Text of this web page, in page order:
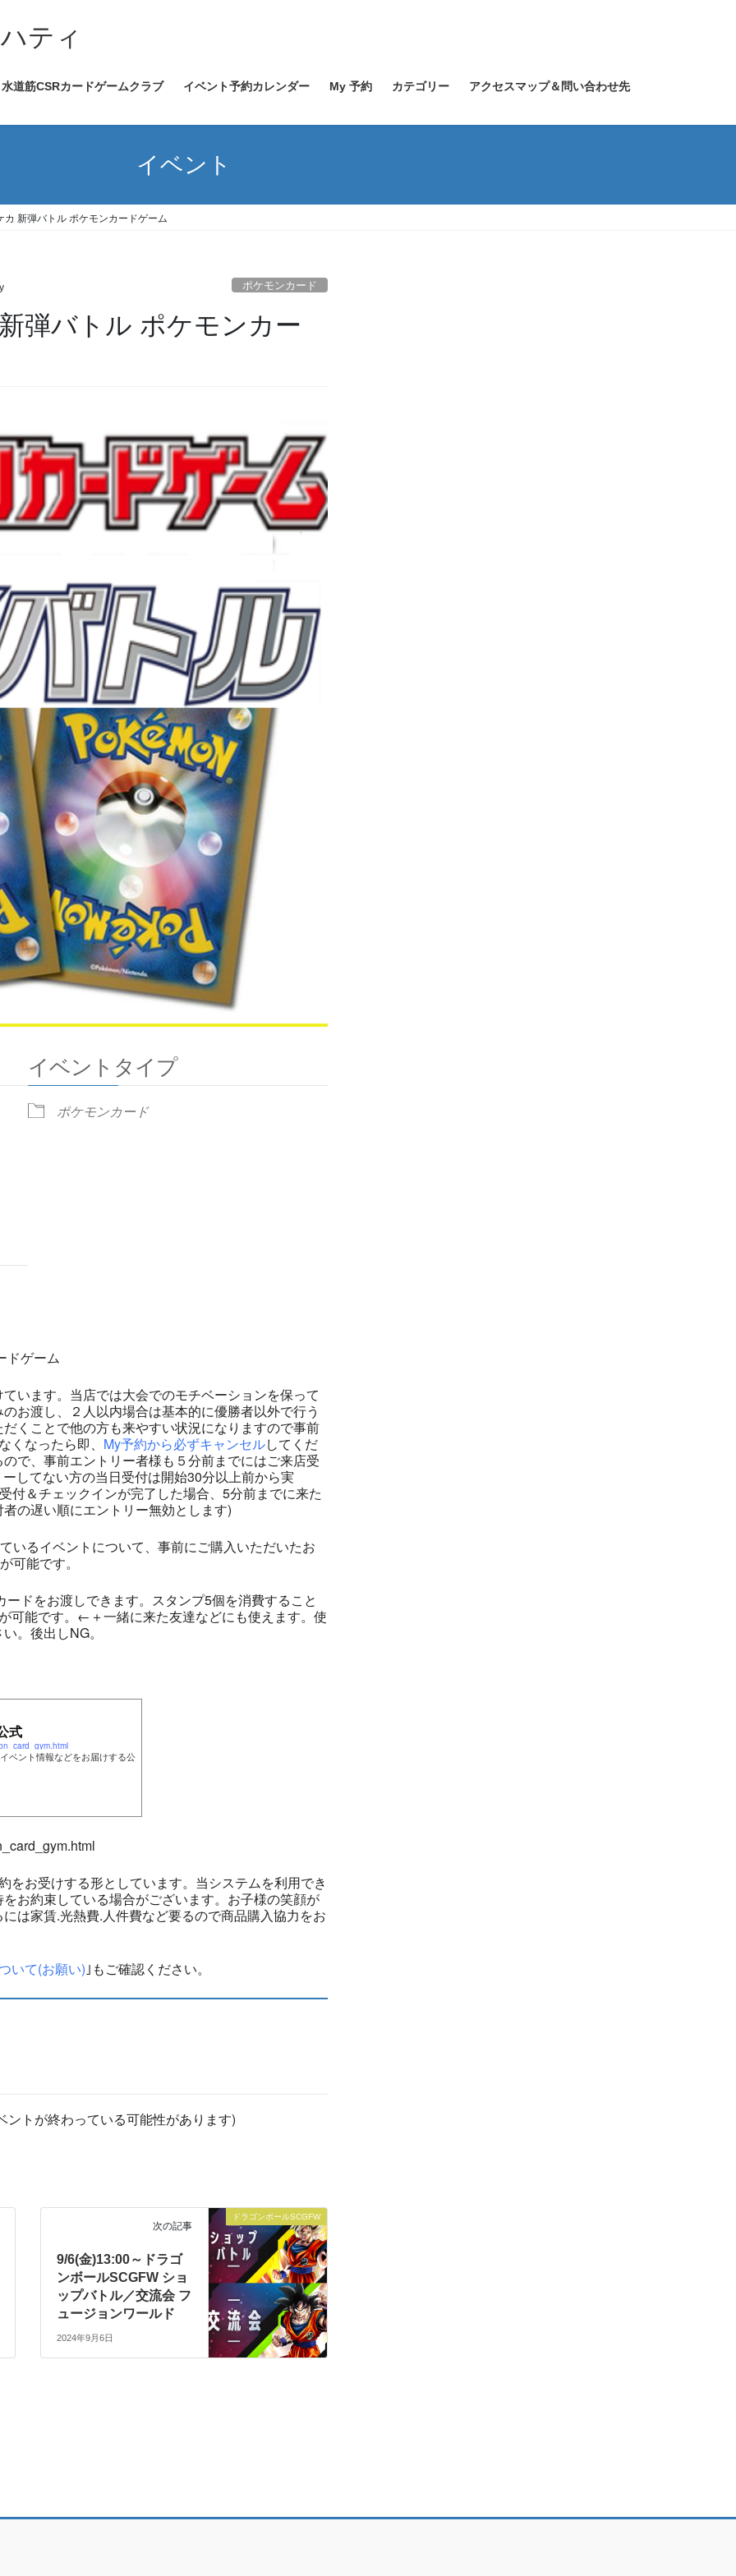
ティ
水道筋CSRカードゲームクラブ イベント予約カレンダー My 予約 カテゴリー アクセスマップ＆問い合わせ先
イベント
カ 新弾バトル ポケモンカードゲーム
ポケモンカード
弾バトル ポケモンカー
イベントタイプ
ポケモンカード
ドゲーム
います。当店では大会でのモチベーションを保って
お渡し、２人以内場合は基本的に優勝者以外で行う
くことで他の方も来やすい状況になりますので事前
なったら即、 My予約から必ずキャンセルしてくだ
で、事前エントリー者様も５分前までにはご来店受
してない方の当日受付は開始30分以上前から実
＆チェックインが完了した場合、5分前までに来た
の遅い順にエントリー無効とします)
いるイベントについて、事前にご購入いただいたお
可能です。
ドをお渡しできます。スタンプ5個を消費すること
可能です。←＋一緒に来た友達などにも使えます。使
。後出しNG。
式
ベント情報などをお届けする公
をお受けする形としています。当システムを利用でき
お約束している場合がございます。お子様の笑顔が
は家賃.光熱費.人件費など要るので商品購入協力をお
いて(お願い) ｣もご確認ください。
トが終わっている可能性があります)
ドラゴンボールSCGFW
次の記事
9/6(金)13:00～ドラゴ
ンボールSCGFW ショ
ップバトル／交流会 フ
ュージョンワールド
2024年9月6日